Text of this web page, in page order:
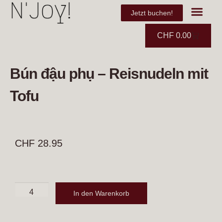
Jetzt buchen!
CHF0.00
Bún đậu phụ – Reisnudeln mit
Tofu
CHF 28.95
In den Warenkorb